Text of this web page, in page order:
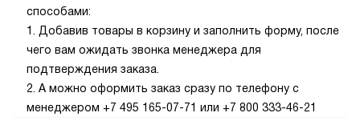
способами:
1. Добавив товары в корзину и заполнить форму, после
чего вам ожидать звонка менеджера для
подтверждения заказа.
2. А можно оформить заказ сразу по телефону с
менеджером +7 495 165-07-71 или +7 800 333-46-21